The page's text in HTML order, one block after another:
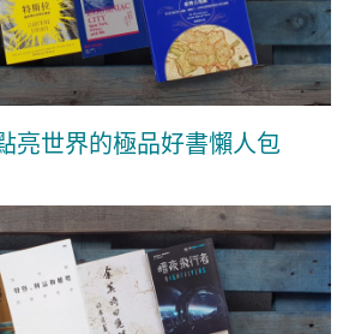
亮世界的極品好書懶人包